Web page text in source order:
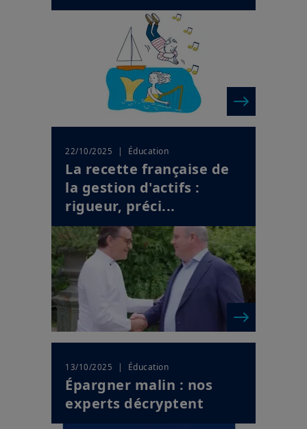
22/10/2025 | Éducation
La recette française de
la gestion d'actifs :
rigueur, préci...
13/10/2025 | Éducation
Épargner malin : nos
experts décryptent